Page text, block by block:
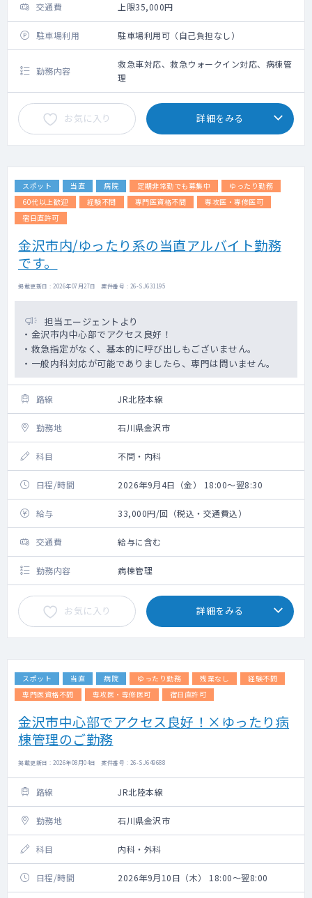
交通費 上限35,000円
駐車場利用 駐車場利用可（自己負担なし）
勤務内容
救急車対応、救急ウォークイン対応、病棟管
理
お気に入り 詳細をみる
スポット 当直 病院 定期非常勤でも募集中
ゆったり勤務
60代以上歓迎
経験不問 専門医資格不問
専攻医・専修医可
宿日直許可
金沢市内/ゆったり系の当直アルバイト勤務
です。
掲載更新日 : 2026年07月27日 案件番号 : 26-SJ631195
担当エージェントより
・金沢市内中心部でアクセス良好！
・救急指定がなく、基本的に呼び出しもございません。
・一般内科対応が可能でありましたら、専門は問いません。
路線 JR北陸本線
勤務地 石川県金沢市
科目 不問・内科
日程/時間 2026年9月4日（金） 18:00～翌8:30
給与 33,000円/回（税込・交通費込）
交通費 給与に含む
勤務内容 病棟管理
お気に入り 詳細をみる
スポット 当直 病院 ゆったり勤務 残業なし
経験不問
専門医資格不問
専攻医・専修医可 宿日直許可
金沢市中心部でアクセス良好！×ゆったり病
棟管理のご勤務
掲載更新日 : 2026年08月04日 案件番号 : 26-SJ649688
路線 JR北陸本線
勤務地 石川県金沢市
科目 内科・外科
日程/時間 2026年9月10日（木） 18:00～翌8:00